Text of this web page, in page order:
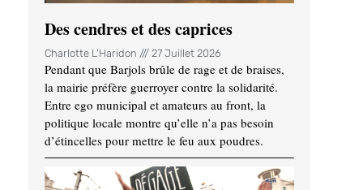
Des cendres et des caprices
Charlotte L'Haridon 27 Juillet 2026
Pendant que Barjols brûle de rage et de braises,
la mairie préfère guerroyer contre la solidarité.
Entre ego municipal et amateurs au front, la
politique locale montre qu’elle n’a pas besoin
d’étincelles pour mettre le feu aux poudres.